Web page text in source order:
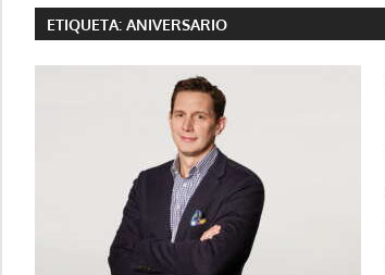
no
tiene
que
ETIQUETA:ANIVERSARIO